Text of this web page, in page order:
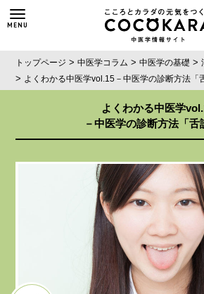
MENU
トップページ >中医学コラム >中医学の基礎 >
> よくわかる中医学vol.15 －中医学の診断方法「
よくわかる中医学
－中医学の診断方法「舌